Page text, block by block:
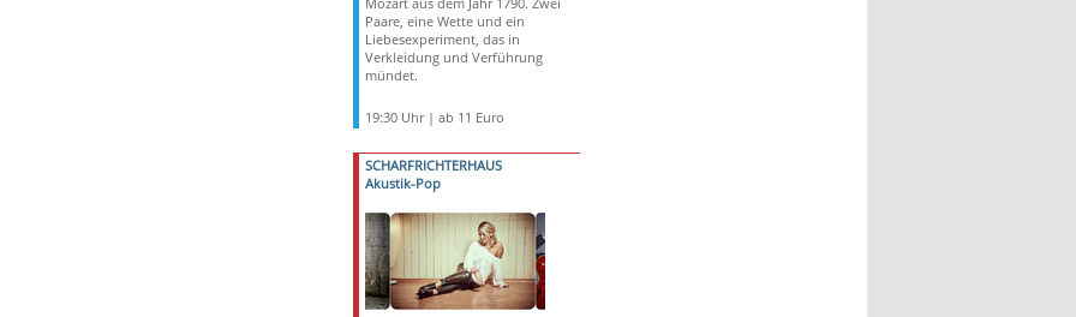
Paare, eine Wette und ein
Liebesexperiment, das in
Verkleidung und Verführung
mündet.
19:30 Uhr | ab 11 Euro
SCHARFRICHTERHAUS
Akustik-Pop